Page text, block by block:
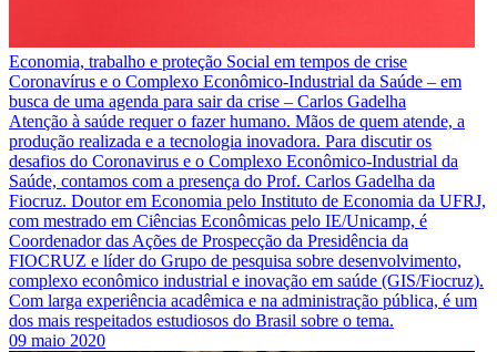
Economia, trabalho e proteção Social em tempos de crise
Coronavírus e o Complexo Econômico-Industrial da Saúde – em
busca de uma agenda para sair da crise – Carlos Gadelha
Atenção à saúde requer o fazer humano. Mãos de quem atende, a
produção realizada e a tecnologia inovadora. Para discutir os
desafios do Coronavirus e o Complexo Econômico-Industrial da
Saúde, contamos com a presença do Prof. Carlos Gadelha da
Fiocruz. Doutor em Economia pelo Instituto de Economia da UFRJ,
com mestrado em Ciências Econômicas pelo IE/Unicamp, é
Coordenador das Ações de Prospecção da Presidência da
FIOCRUZ e líder do Grupo de pesquisa sobre desenvolvimento,
complexo econômico industrial e inovação em saúde (GIS/Fiocruz).
Com larga experiência acadêmica e na administração pública, é um
dos mais respeitados estudiosos do Brasil sobre o tema.
09 maio 2020